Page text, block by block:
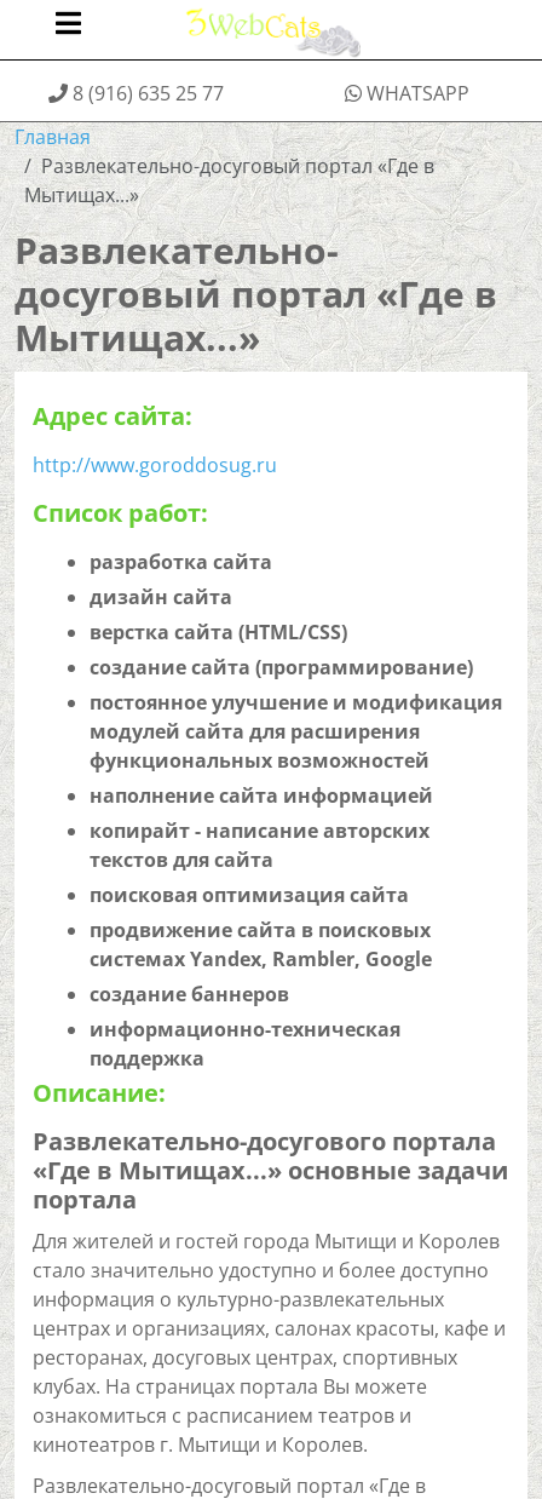
8 (916) 635 25 77
WHATSAPP
Главная
Развлекательно-досуговый портал «Где в
Мытищах...»
Развлекательно-
досуговый портал «Где в
Мытищах...»
Адрес сайта:
http://www.goroddosug.ru
Список работ:
разработка сайта
дизайн сайта
верстка сайта (HTML/CSS)
создание сайта (программирование)
постоянное улучшение и модификация
модулей сайта для расширения
функциональных возможностей
наполнение сайта информацией
копирайт - написание авторских
текстов для сайта
поисковая оптимизация сайта
продвижение сайта в поисковых
системах Yandex, Rambler, Google
создание баннеров
информационно-техническая
поддержка
Описание:
Развлекательно-досугового портала
«Где в Мытищах...» основные задачи
портала
Для жителей и гостей города Мытищи и Королев
стало значительно удоступно и более доступно
информация о культурно-развлекательных
центрах и организациях, салонах красоты, кафе и
ресторанах, досуговых центрах, спортивных
клубах. На страницах портала Вы можете
ознакомиться с расписанием театров и
кинотеатров г. Мытищи и Королев.
Развлекательно-досуговый портал «Где в